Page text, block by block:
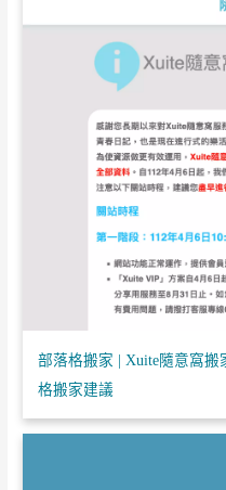
部落格搬家 | Xuite隨意窩搬
格搬家建議